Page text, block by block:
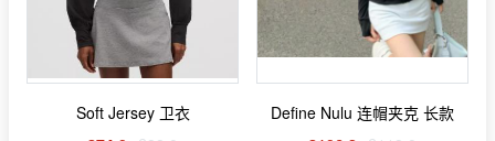
Soft Jersey 卫衣
Define Nulu 连帽夹克 长款